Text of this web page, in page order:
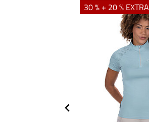
30 % + 20 % EXTRA